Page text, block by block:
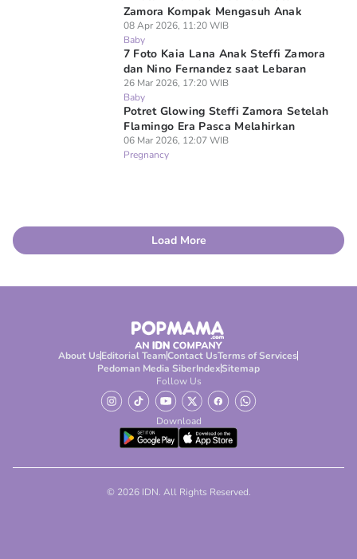
Zamora Kompak Mengasuh Anak
08 Apr 2026, 11:20 WIB
Baby
7 Foto Kaia Lana Anak Steffi Zamora
dan Nino Fernandez saat Lebaran
26 Mar 2026, 17:20 WIB
Baby
Potret Glowing Steffi Zamora Setelah
Flamingo Era Pasca Melahirkan
06 Mar 2026, 12:07 WIB
Pregnancy
Load More
About UsEditorial TeamContact UsTerms of Services
Pedoman Media SiberIndexSitemap
Follow Us
Download
© 2026 IDN. All Rights Reserved.